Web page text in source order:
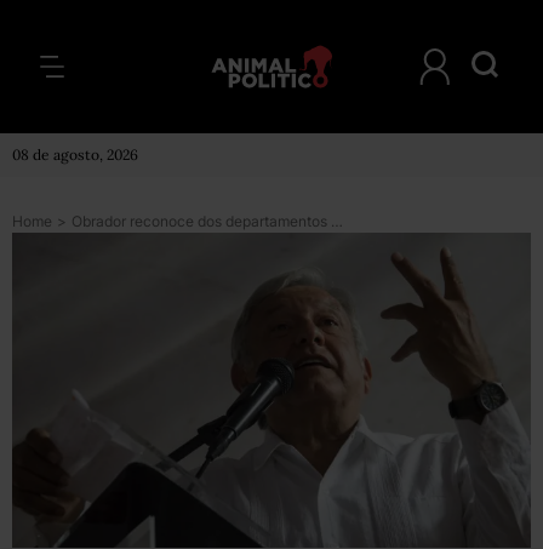
08 de agosto, 2026
Home > Obrador reconoce dos departamentos en la CDMX tras publicación del WSJ